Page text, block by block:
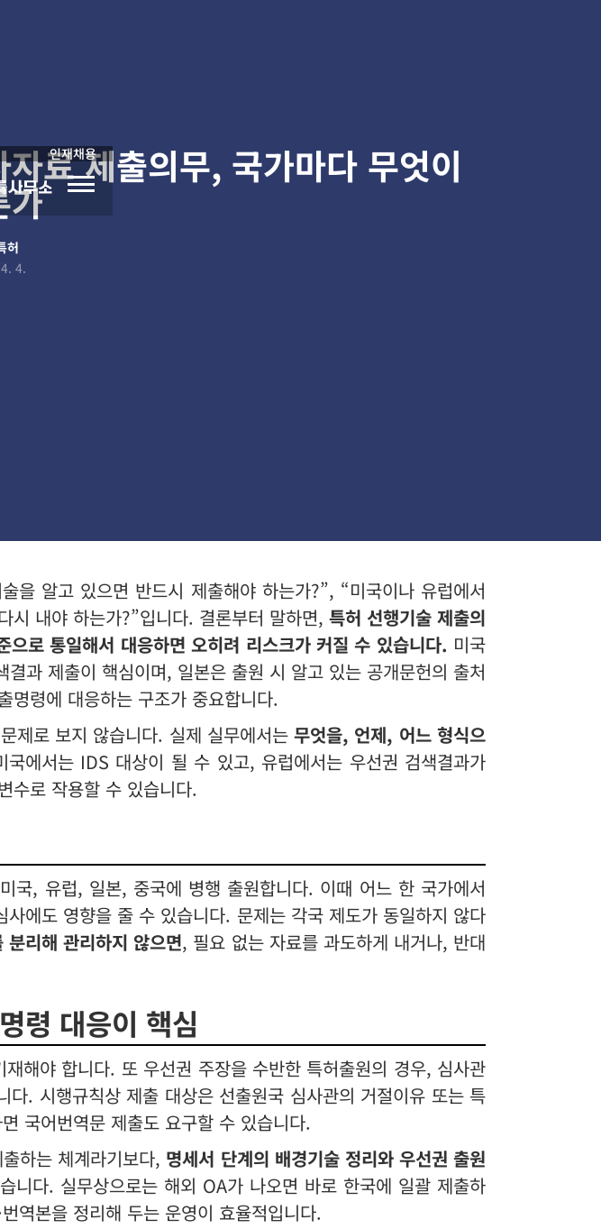
인재채용
료 제출의무, 국가마다 무엇이
가
허
4.
을 알고 있으면 반드시 제출해야 하는가?”, “미국이나 유럽에서
시 내야 하는가?”입니다. 결론부터 말하면, 특허 선행기술 제출의
로 통일해서 대응하면 오히려 리스크가 커질 수 있습니다. 미국
과 제출이 핵심이며, 일본은 출원 시 알고 있는 공개문헌의 출처
명령에 대응하는 구조가 중요합니다.
제로 보지 않습니다. 실제 실무에서는무엇을, 언제, 어느 형식으
에서는 IDS 대상이 될 수 있고, 유럽에서는 우선권 검색결과가
수로 작용할 수 있습니다.
국, 유럽, 일본, 중국에 병행 출원합니다. 이때 어느 한 국가에서
에도 영향을 줄 수 있습니다. 문제는 각국 제도가 동일하지 않다
분리해 관리하지 않으면, 필요 없는 자료를 과도하게 내거나, 반대
령 대응이 핵심
해야 합니다. 또 우선권 주장을 수반한 특허출원의 경우, 심사관
. 시행규칙상 제출 대상은 선출원국 심사관의 거절이유 또는 특
국어번역문 제출도 요구할 수 있습니다.
하는 체계라기보다, 명세서 단계의 배경기술 정리와 우선권 출원
니다. 실무상으로는 해외 OA가 나오면 바로 한국에 일괄 제출하
역본을 정리해 두는 운영이 효율적입니다.